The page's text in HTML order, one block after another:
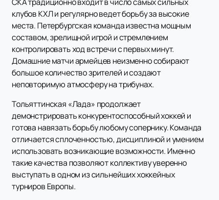
СКА традиционно входит в число самых сильных
клубов КХЛ и регулярно ведет борьбу за высокие
места. Петербургская команда известна мощным
составом, зрелищной игрой и стремлением
контролировать ход встречи с первых минут.
Домашние матчи армейцев неизменно собирают
большое количество зрителей и создают
неповторимую атмосферу на трибунах.
Тольяттинская «Лада» продолжает
демонстрировать конкурентоспособный хоккей и
готова навязать борьбу любому сопернику. Команда
отличается сплоченностью, дисциплиной и умением
использовать возникающие возможности. Именно
такие качества позволяют коллективу уверенно
выступать в одном из сильнейших хоккейных
турниров Европы.